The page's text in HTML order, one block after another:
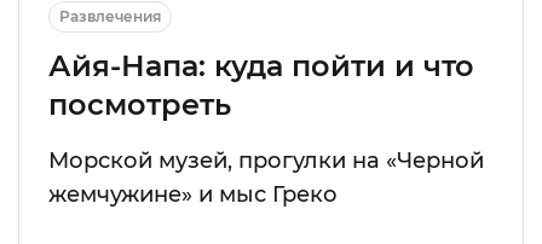
Развлечения
Айя-Напа: куда пойти и что
посмотреть
Морской музей, прогулки на «Черной
жемчужине» и мыс Греко